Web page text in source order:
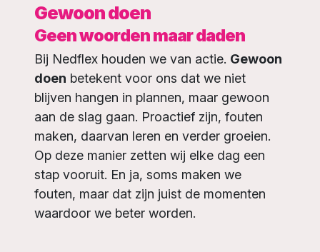
Gewoon doen
Geen woorden maar daden
Bij Nedflex houden we van actie. Gewoon
doen betekent voor ons dat we niet
blijven hangen in plannen, maar gewoon
aan de slag gaan. Proactief zijn, fouten
maken, daarvan leren en verder groeien.
Op deze manier zetten wij elke dag een
stap vooruit. En ja, soms maken we
fouten, maar dat zijn juist de momenten
waardoor we beter worden.